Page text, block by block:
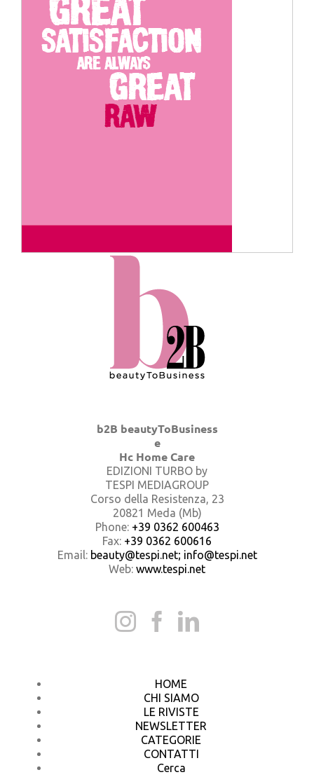
b2B beautyToBusiness
e
Hc Home Care
EDIZIONI TURBO by
TESPI MEDIAGROUP
Corso della Resistenza, 23
20821 Meda (Mb)
Phone: +39 0362 600463
Fax: +39 0362 600616
Email: beauty@tespi.net; info@tespi.net
Web: www.tespi.net
HOME
CHI SIAMO
LE RIVISTE
NEWSLETTER
CATEGORIE
CONTATTI
Cerca